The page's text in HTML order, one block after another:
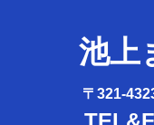
池上
〒321-